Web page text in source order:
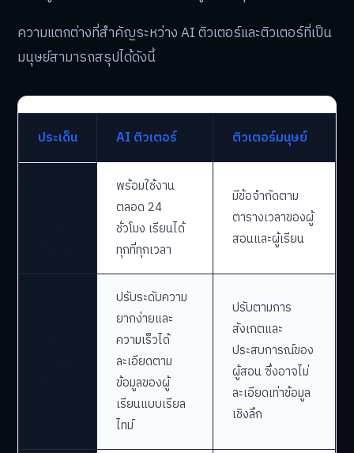
ความแตกต่างที่สำคัญระหว่าง AI ติวเตอร์และติวเตอร์ที่เป็น
มนุษย์สามารถสรุปได้ดังนี้
ประเด็น AI ติวเตอร์ ติวเตอร์มนุษย์
พร้อมใช้งาน
ตลอด 24
ชั่วโมง เรียนได้
ทุกที่ทุกเวลา
มีข้อจำกัดตาม
ตารางเวลาของผู้
สอนและผู้เรียน
ปรับระดับความ
ยากง่ายและ
ความเร็วได้
ละเอียดตาม
ข้อมูลของผู้
เรียนแบบเรียล
ไทม์
ปรับตามการ
สังเกตและ
ประสบการณ์ของ
ผู้สอน ซึ่งอาจไม่
ละเอียดเท่าข้อมูล
เชิงลึก